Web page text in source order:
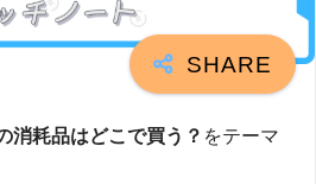
消耗品はどこで買う？ をテーマ